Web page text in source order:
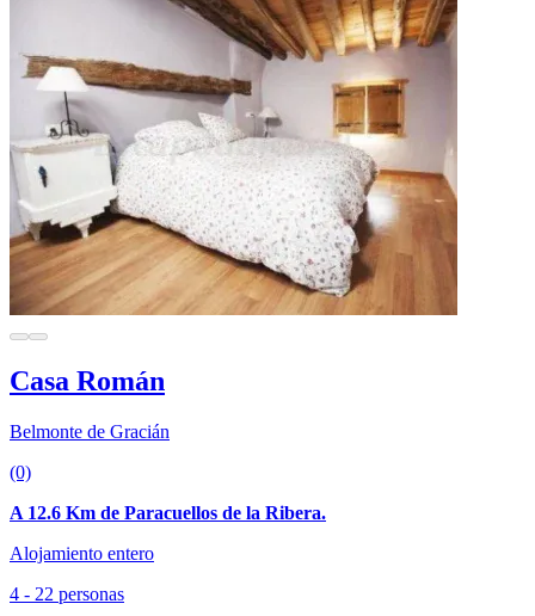
Casa Román
Belmonte de Gracián
(0)
A 12.6 Km de Paracuellos de la Ribera.
Alojamiento entero
4 - 22 personas